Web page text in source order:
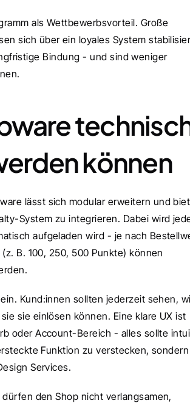
als Wettbewerbsvorteil. Große
sich über ein loyales System
Bindung - und sind weniger
können
lässt sich modular erweitern und
System zu integrieren. Dabei wird
aufgeladen wird - je nach
B. 100, 250, 500 Punkte) können
Kund:innen sollten jederzeit sehen,
sie einlösen können. Eine klare UX ist
oder Account-Bereich - alles sollte
Funktion zu verstecken, sondern
Services.
den Shop nicht verlangsamen,